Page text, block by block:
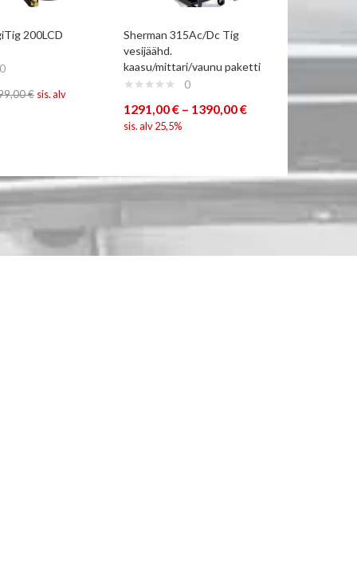
200LCD
0
€ sis. alv
Sherman 315Ac/Dc Tig
vesijäähd.
kaasu/mittari/vaunu paketti
0
1291,00€ – 1390,00€
sis. alv 25,5%
alv 25,5%